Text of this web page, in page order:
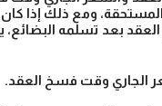
المستحقة، ومع ذلك إذا
بعد تسلمه البضائع،
الجاري وقت فسخ العقد.